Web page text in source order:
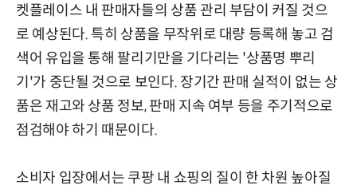
켓플레이스 내 판매자들의 상품 관리 부담이 커질 것으
로 예상된다. 특히 상품을 무작위로 대량 등록해 놓고 검
색어 유입을 통해 팔리기만을 기다리는 '상품명 뿌리
기'가 중단될 것으로 보인다. 장기간 판매 실적이 없는 상
품은 재고와 상품 정보, 판매 지속 여부 등을 주기적으로
점검해야 하기 때문이다.
소비자 입장에서는 쿠팡 내 쇼핑의 질이 한 차원 높아질